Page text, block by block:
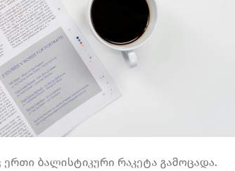
ბალისტიკური რაკეტა გამოცადა.